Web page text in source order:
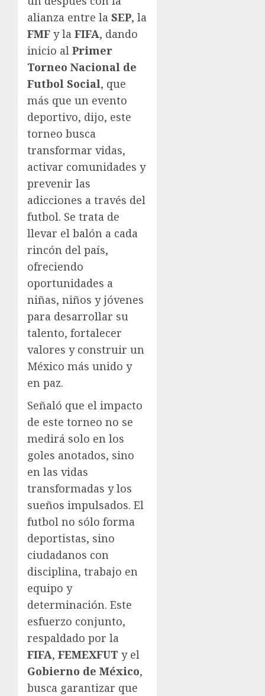
alianza entre la SEP, la
FMF y la FIFA, dando
inicio al Primer
Torneo Nacional de
Futbol Social, que
más que un evento
deportivo, dijo, este
torneo busca
transformar vidas,
activar comunidades y
prevenir las
adicciones a través del
futbol. Se trata de
llevar el balón a cada
rincón del país,
ofreciendo
oportunidades a
niñas, niños y jóvenes
para desarrollar su
talento, fortalecer
valores y construir un
México más unido y
en paz.
Señaló que el impacto
de este torneo no se
medirá solo en los
goles anotados, sino
en las vidas
transformadas y los
sueños impulsados. El
futbol no sólo forma
deportistas, sino
ciudadanos con
disciplina, trabajo en
equipo y
determinación. Este
esfuerzo conjunto,
respaldado por la
FIFA, FEMEXFUT y el
Gobierno de México,
busca garantizar que